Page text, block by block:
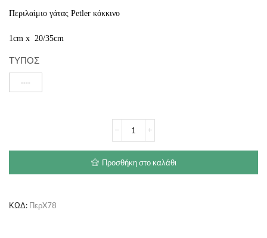
Περιλαίμιο γάτας Petler κόκκινο
1cm x 20/35cm
ΤΥΠΟΣ
----
Petler
ποσότητα
Προσθήκη στο καλάθι
ΚΩΔ: ΠερX78